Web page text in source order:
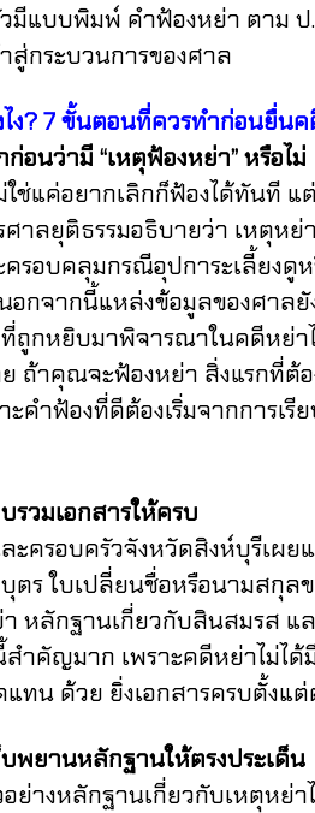
มีแบบพิมพ์ คำฟ้องหย่า ตาม ป
สู่กระบวนการของศาล
7 ขั้นตอนที่ควรทำก่อนยื่นค
อนว่ามี “เหตุฟ้องหย่า” หรือไม่
ค่อยากเลิกก็ฟ้องได้ทันที แต่
าลยุติธรรมอธิบายว่า เหตุหย่
ครอบคลุมกรณีอุปการะเลี้ยง
กจากนี้แหล่งข้อมูลของศาลยั
ที่ถูกหยิบมาพิจารณาในคดีหย่า
ณจะฟ้องหย่า สิ่งแรกที่ต้องถ
ะคำฟ้องที่ดีต้องเริ่มจากการเ
มเอกสารให้ครบ
บครัวจังหวัดสิงห์บุรีเผยแพ
ตร ใบเปลี่ยนชื่อหรือนามสกุ
หลักฐานเกี่ยวกับสินสมรส แ
มาก เพราะคดีหย่าไม่ได้มีแ
ทน ด้วย ยิ่งเอกสารครบตั้งแ
านหลักฐานให้ตรงประเด็น
หลักฐานเกี่ยวกับเหตุหย่าไว้